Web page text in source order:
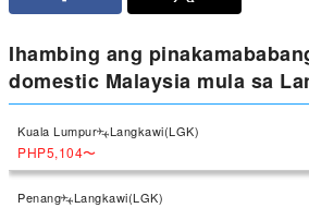
Ihambing ang
domestic Malaysia mula sa
Kuala Lumpur Langkawi(LGK)
PHP5,104〜
Penang Langkawi(LGK)